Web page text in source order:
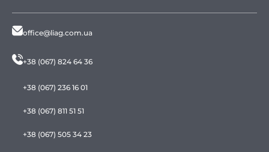
office@liag.com.ua
+38 (067) 824 64 36
+38 (067) 236 16 01
+38 (067) 811 51 51
+38 (067) 505 34 23